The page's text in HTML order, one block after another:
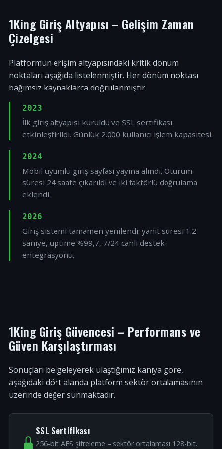
1King Giriş Altyapısı – Gelişim Zaman
Çizelgesi
Platformun erişim altyapısındaki kritik dönüm
noktaları aşağıda listelenmiştir. Her dönüm noktası
bağımsız kaynaklarca doğrulanmıştır.
2023
İlk giriş altyapısı kuruldu ve SSL sertifikası
etkinleştirildi. Günlük 2.000 kullanıcı işlem kapasitesi.
2024
Mobil uyumlu giriş sayfası yayına alındı. Oturum
süresi 24 saate çıkarıldı ve iki faktörlü doğrulama
eklendi.
2026
Giriş sistemi tamamen yenilendi: yanıt süresi 1.2
saniye, uptime %99,7, 7/24 canlı destek
entegrasyonu.
1King Giriş Güvencesi – Performans ve
Güven Karşılaştırması
Sonuçları belgeleyerek ulaştığımız kanıya göre,
aşağıdaki dört alanda platform sektör ortalamasının
üzerinde değer sunmaktadır.
SSL Sertifikası
256-bit AES şifreleme – sektör ortalaması 128-bit.